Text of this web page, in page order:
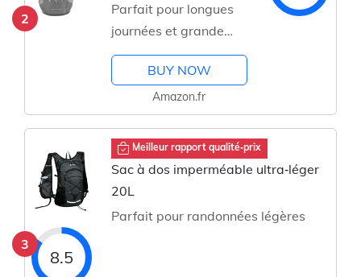
2
Parfait pour longues
journées et grande
capacité
BUY NOW
Amazon.fr
3
Meilleur rapport qualité‑prix
Sac à dos imperméable ultra‑léger
20L
Parfait pour randonnées légères
8.5